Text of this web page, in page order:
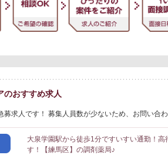
のおすすめ求人
募求人です！ 募集人員数が少ないため、お問い合わ
大泉学園駅から徒歩1分ですいすい通勤！
す！【練馬区】の調剤薬局♪